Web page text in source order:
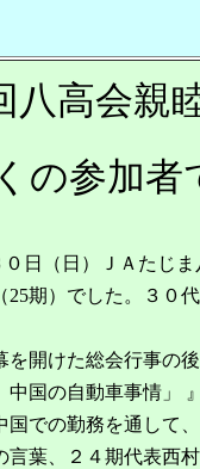
親睦
で盛
日（日）ＪＡたじ
期）でした。３０
開けた総会行事の
中国の自動車事情」
国での勤務を通して
葉、２４期代表西